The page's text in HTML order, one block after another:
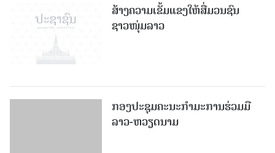
ສ້າງຄວາມເຂັ້ມແຂງໃຫ້ສື່ມວນຊົນ
ຊາວໜຸ່ມລາວ
ກອງປະຊຸມຄະນະກຳມະການຮ່ວມມື
ລາວ-ຫວຽດນາມ